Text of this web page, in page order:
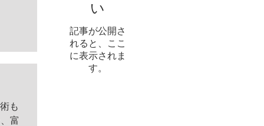
も
富
い
記事が公開さ
れると、ここ
に表示されま
す。